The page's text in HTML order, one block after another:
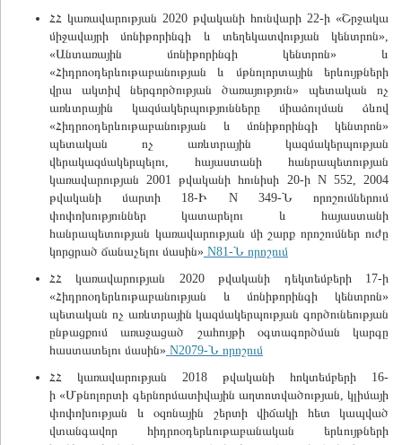
ՀՀ կառավարության 2020 թվականի հունվարի 22-ի «Շրջակա
միջավայրի մոնիթորինգի և տեղեկատվության կենտրոն»,
«Անտառային մոնիթորինգի կենտրոն» և
«Հիդրոօդերևութաբանության և մթնոլորտային երևույթների
վրա ակտիվ ներգործության ծառայություն» պետական ոչ
առևտրային կազմակերպությունները միաձուլման ձևով
«Հիդրոօդերևութաբանության և մոնիթորինգի կենտրոն»
պետական ոչ առևտրային կազմակերպության
վերակազմակերպելու, հայաստանի հանրապետության
կառավարության 2001 թվականի հունիսի 20-ի N 552, 2004
թվականի մարտի 18-Ի N 349-Ն որոշումներում
փոփոխություններ կատարելու և հայաստանի
հանրապետության կառավարության մի շարք որոշումներ ուժը
կորցրած ճանաչելու մասին» N81-Ն որոշում
ՀՀ կառավարության 2020 թվականի դեկտեմբերի 17-ի
«Հիդրոօդերևութաբանության և մոնիթորինգի կենտրոն»
պետական ոչ առևտրային կազմակերպության գործունեության
ընթացքում առաջացած շահույթի օգտագործման կարգը
հաստատելու մասին» N2079-Ն որոշում
ՀՀ կառավարության 2018 թվականի հոկտեմբերի 16-
ի «Մթնոլորտի գերնորմատիվային աղտոտվածության, կլիմայի
փոփոխության և օզոնային շերտի վիճակի հետ կապված
վտանգավոր հիդրոօդերևութաբանական երևույթների